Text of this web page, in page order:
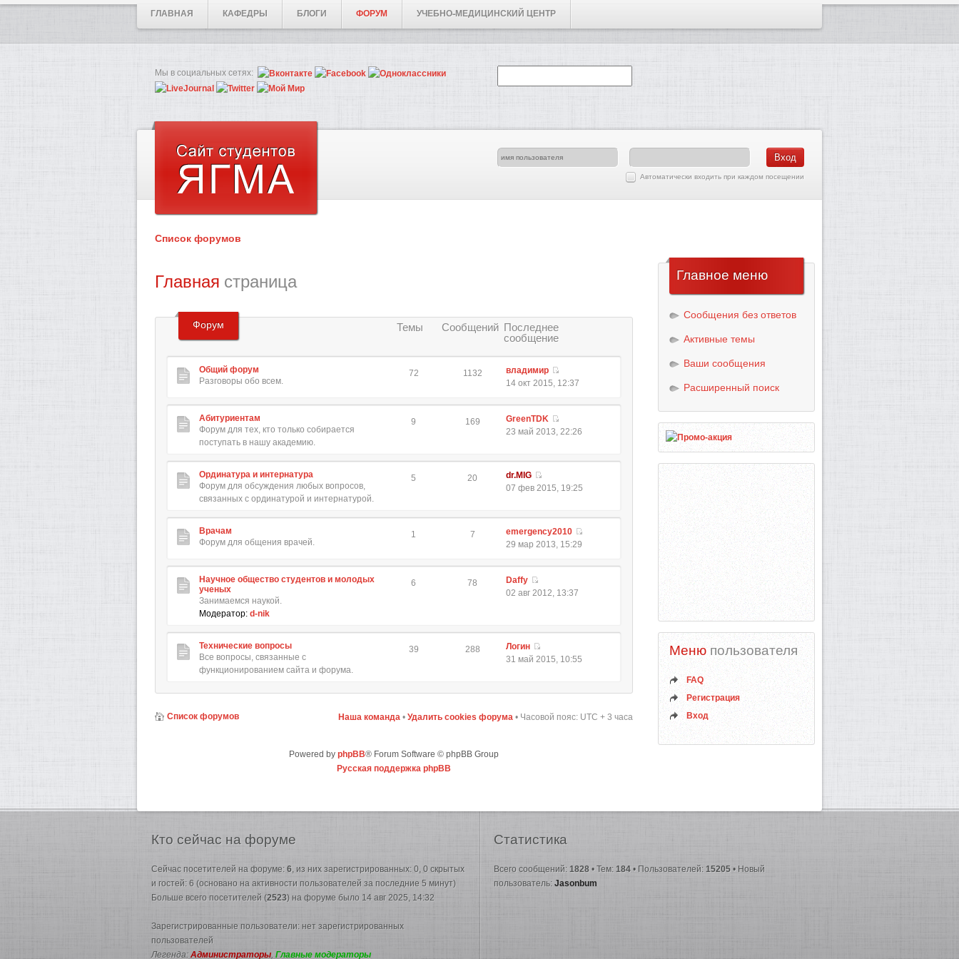
ГЛАВНАЯ КАФЕДРЫ БЛОГИ ФОРУМ УЧЕБНО-МЕДИЦИНСКИЙ ЦЕНТР
Мы в социальных сетях:
Автоматически входить при каждом посещении
Список форумов
Главная страница
Форум Темы Сообщений Последнее
сообщение
Общий форум
Разговоры обо всем.
72 1132
владимир
14 окт 2015, 12:37
Абитуриентам
Форум для тех, кто только собирается
поступать в нашу академию.
9 169
GreenTDK
23 май 2013, 22:26
Ординатура и интернатура
Форум для обсуждения любых вопросов,
связанных с ординатурой и интернатурой.
5 20
dr.MIG
07 фев 2015, 19:25
Врачам
Форум для общения врачей.
1 7
emergency2010
29 мар 2013, 15:29
Научное общество студентов и молодых
ученых
Занимаемся наукой.
Модератор: d-nik
6 78
Daffy
02 авг 2012, 13:37
Технические вопросы
Все вопросы, связанные с
функционированием сайта и форума.
39 288
Логин
31 май 2015, 10:55
Список форумов Наша команда • Удалить cookies форума • Часовой пояс: UTC + 3 часа
Powered by phpBB® Forum Software © phpBB Group
Русская поддержка phpBB
Главное меню
Сообщения без ответов
Активные темы
Ваши сообщения
Расширенный поиск
Меню пользователя
FAQ
Регистрация
Вход
Кто сейчас на форуме
Сейчас посетителей на форуме: 6 , из них зарегистрированных: 0, 0 скрытых
и гостей: 6 (основано на активности пользователей за последние 5 минут)
Больше всего посетителей (2523) на форуме было 14 авг 2025, 14:32
Зарегистрированные пользователи: нет зарегистрированных
пользователей
Легенда: Администраторы Главные модераторы
Статистика
Всего сообщений: 1828 • Тем: 184 • Пользователей: 15205 • Новый
пользователь: Jasonbum